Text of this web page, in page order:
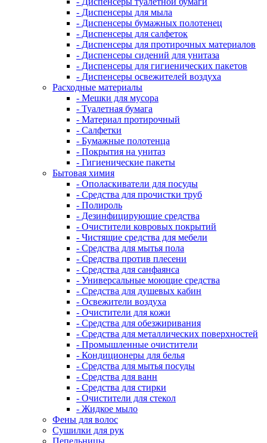
- Диспенсеры для мыла
- Диспенсеры бумажных полотенец
- Диспенсеры для салфеток
- Диспенсеры для протирочных материалов
- Диспенсеры сидений для унитаза
- Диспенсеры для гигиенических пакетов
- Диспенсеры освежителей воздуха
Расходные материалы
- Мешки для мусора
- Туалетная бумага
- Материал протирочный
- Салфетки
- Бумажные полотенца
- Покрытия на унитаз
- Гигиенические пакеты
Бытовая химия
- Ополаскиватели для посуды
- Средства для прочистки труб
- Полироль
- Дезинфицирующие средства
- Очистители ковровых покрытий
- Чистящие средства для мебели
- Средства для мытья пола
- Средства против плесени
- Средства для санфаянса
- Универсальные моющие средства
- Средства для душевых кабин
- Освежители воздуха
- Очистители для кожи
- Средства для обезжиривания
- Средства для металлических поверхностей
- Промышленные очистители
- Кондиционеры для белья
- Средства для мытья посуды
- Средства для ванн
- Средства для стирки
- Очистители для стекол
- Жидкое мыло
Фены для волос
Сушилки для рук
Пепельницы